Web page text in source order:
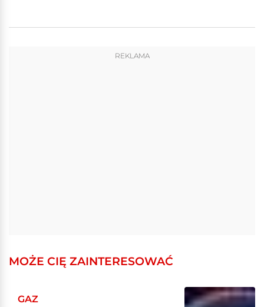
REKLAMA
MOŻE CIĘ ZAINTERESOWAĆ
GAZ